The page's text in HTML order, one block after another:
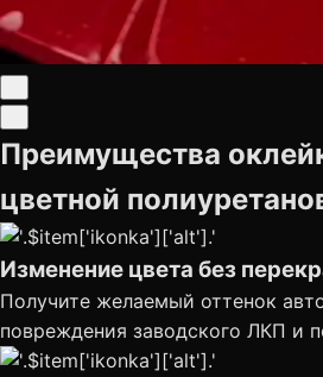
Преимущества
цветной
Изменение цвета без
Получите желаемый оттенок
повреждения заводского ЛКП и